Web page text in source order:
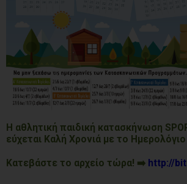
Η αθλητική παιδική κατασκήνωση
εύχεται Καλή Χρονιά με το
Κατεβάστε το αρχείο τώρα! ➡️ http://